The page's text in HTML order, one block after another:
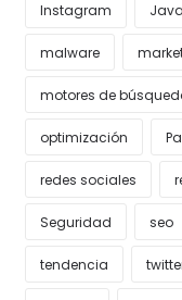
Instagram
malware
motores de
optimización
redes sociales
Seguridad seo
tendencia